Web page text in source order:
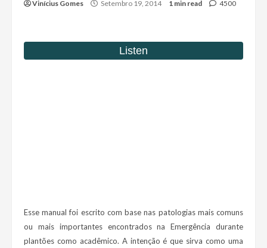
Vinícius Gomes Setembro 19, 2014 1 min read 4500
Esse manual foi escrito com base nas patologias mais comuns
ou mais importantes encontrados na Emergência durante
plantões como acadêmico. A intenção é que sirva como uma